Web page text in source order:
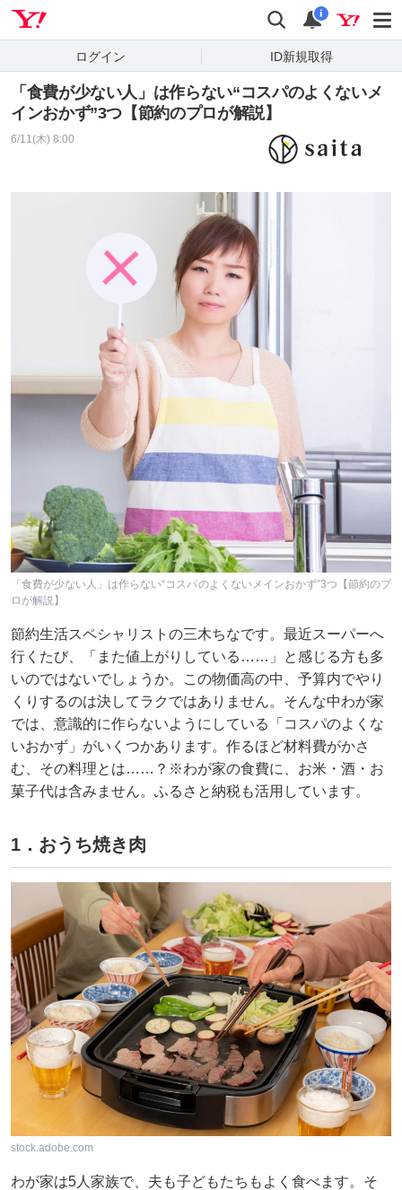
検索 通知
i
ログイン ID新規取得
「食費が少ない人」は作らない“コスパのよくないメ
インおかず”3つ【節約のプロが解説】
6/11(木) 8:00
「食費が少ない人」は作らない“コスパのよくないメインおかず”3つ【節約のプ
ロが解説】
節約生活スペシャリストの三木ちなです。最近スーパーへ
行くたび、「また値上がりしている……」と感じる方も多
いのではないでしょうか。この物価高の中、予算内でやり
くりするのは決してラクではありません。そんな中わが家
では、意識的に作らないようにしている「コスパのよくな
いおかず」がいくつかあります。作るほど材料費がかさ
む、その料理とは……？※わが家の食費に、お米・酒・お
菓子代は含みません。ふるさと納税も活用しています。
1．おうち焼き肉
stock.adobe.com
わが家は5人家族で、夫も子どもたちもよく食べます。そ